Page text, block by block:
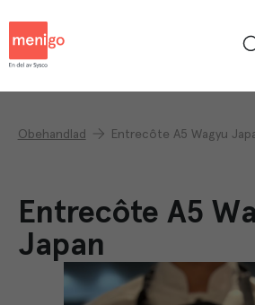
Obehandlad Entrecôte A5 Wagyu
Entrecôte A5
Japan